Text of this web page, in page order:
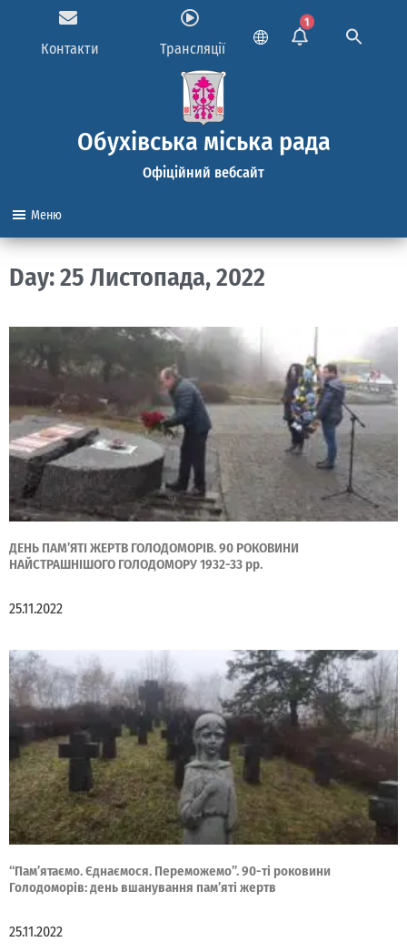
Контакти Трансляції
1
Обухівська міська рада
Офіційний вебсайт
Меню
Day: 25 Листопада, 2022
ДЕНЬ ПАМ’ЯТІ ЖЕРТВ ГОЛОДОМОРІВ. 90 РОКОВИНИ
НАЙСТРАШНІШОГО ГОЛОДОМОРУ 1932-33 рр.
25.11.2022
“Пам’ятаємо. Єднаємося. Переможемо”. 90-ті роковини
Голодоморів: день вшанування пам’яті жертв
25.11.2022